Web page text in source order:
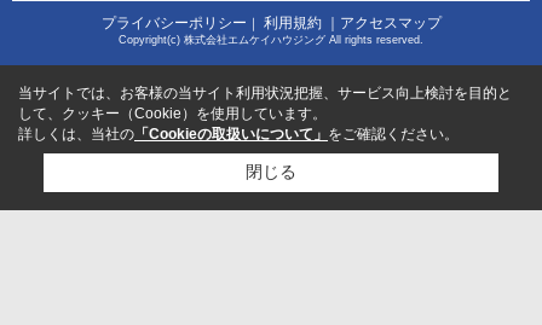
プライバシーポリシー ｜ 利用規約 ｜アクセスマップ
Copyright(c) 株式会社エムケイハウジング All rights reserved.
当サイトでは、お客様の当サイト利用状況把握、サービス向上検討を目的と
して、クッキー（Cookie）を使用しています。
詳しくは、当社の 「Cookieの取扱いについて」 をご確認ください。
閉じる